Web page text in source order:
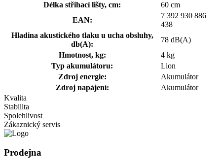
Délka střihací lišty, cm:
60 cm
EAN:
7 392 930 886
438
Hladina akustického tlaku u ucha obsluhy,
db(A):
78 dB(A)
Hmotnost, kg:
4 kg
Typ akumulátoru:
Lion
Zdroj energie:
Akumulátor
Zdroj napájení:
Akumulátor
Kvalita
Stabilita
Spolehlivost
Zákaznický servis
Prodejna